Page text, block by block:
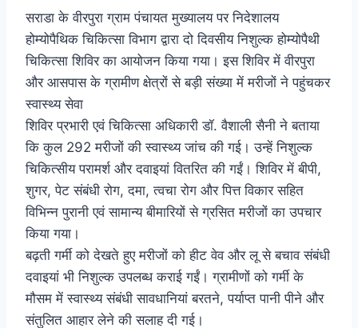
सराडा के वीरपुरा ग्राम पंचायत मुख्यालय पर निदेशालय
होम्योपैथिक चिकित्सा विभाग द्वारा दो दिवसीय निशुल्क होम्योपैथी
चिकित्सा शिविर का आयोजन किया गया। इस शिविर में वीरपुरा
और आसपास के ग्रामीण क्षेत्रों से बड़ी संख्या में मरीजों ने पहुंचकर
स्वास्थ्य सेवा
शिविर प्रभारी एवं चिकित्सा अधिकारी डॉ. वैशाली सैनी ने बताया
कि कुल 292 मरीजों की स्वास्थ्य जांच की गई। उन्हें निशुल्क
चिकित्सीय परामर्श और दवाइयां वितरित की गईं। शिविर में बीपी,
शुगर, पेट संबंधी रोग, दमा, त्वचा रोग और पित्त विकार सहित
विभिन्न पुरानी एवं सामान्य बीमारियों से ग्रसित मरीजों का उपचार
किया गया।
बढ़ती गर्मी को देखते हुए मरीजों को हीट वेव और लू से बचाव संबंधी
दवाइयां भी निशुल्क उपलब्ध कराई गईं। ग्रामीणों को गर्मी के
मौसम में स्वास्थ्य संबंधी सावधानियां बरतने, पर्याप्त पानी पीने और
संतुलित आहार लेने की सलाह दी गई।